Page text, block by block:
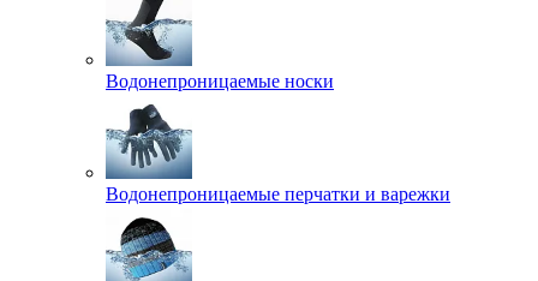
Водонепроницаемые носки
Водонепроницаемые перчатки и варежки